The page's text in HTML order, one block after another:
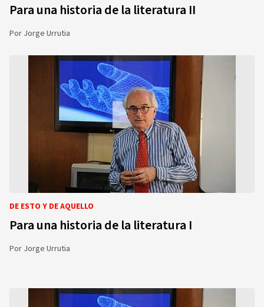
Para una historia de la literatura II
Por Jorge Urrutia
DE ESTO Y DE AQUELLO
Para una historia de la literatura I
Por Jorge Urrutia